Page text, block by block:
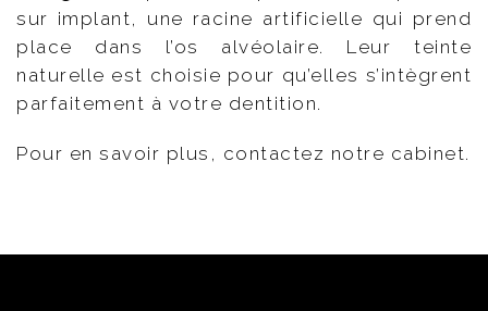
sur implant, une racine artificielle qui prend
place dans l’os alvéolaire. Leur teinte
naturelle est choisie pour qu’elles s’intègrent
parfaitement à votre dentition.
Pour en savoir plus, contactez notre cabinet.